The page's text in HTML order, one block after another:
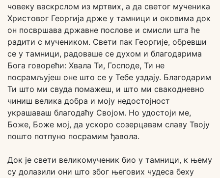
човеку васкрслом из мртвих, а да светог мученика
Христовог Георгија држе у тамници и оковима док
он посвршава државне послове и смисли шта ће
радити с мучеником. Свети пак Георгије, обревши
се у тамници, радоваше се духом и благодарима
Бога говорећи: Хвала Ти, Господе, Ти не
посрамљујеш оне што се у Тебе уздају. Благодарим
Ти што ми свуда помажеш, и што ми свакодневно
чиниш велика добра и моју недостојност
украшаваш благодаћу Својом. Но удостоји ме,
Боже, Боже мој, да ускоро созерцавам славу Твоју
пошто потпуно посрамим ђавола.
Док је свети великомученик био у тамници, к њему
су долазили они што због његових чудеса беху